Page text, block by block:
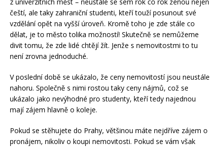
čeští, ale taky zahraniční studenti, kteří touží posunout své
vzdělání opět na vyšší úroveň. Kromě toho je zde stále co
dělat, je to město tolika možností! Skutečně se nemůžeme
divit tomu, že zde lidé chtějí žít. Jenže s nemovitostmi to tu
není zrovna jednoduché.
V poslední době se ukázalo, že ceny nemovitostí jsou neustále
nahoru. Společně s nimi rostou taky ceny nájmů, což se
ukázalo jako nevýhodné pro studenty, kteří tedy najednou
mají zájem hlavně o koleje.
Pokud se stěhujete do Prahy, většinou máte nejdříve zájem o
pronájem, nikoliv o koupi nemovitosti. Pokud se vám však